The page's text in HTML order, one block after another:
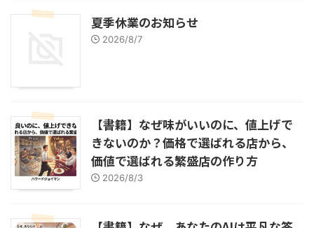
夏季休業のお知らせ
2026/8/7
【書籍】なぜ味がいいのに、値上げで
きないのか？価格で選ばれる店から、
価値で選ばれる繁盛店の作り方
2026/8/3